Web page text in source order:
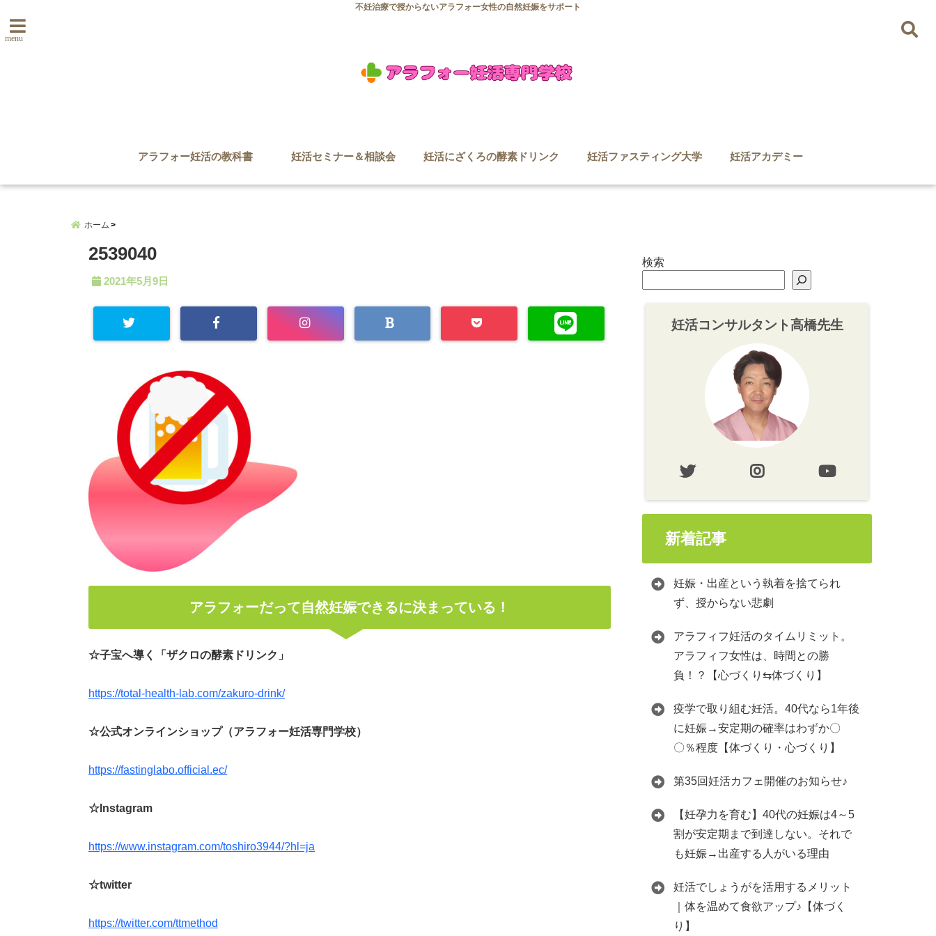
不妊治療で授からないアラフォー女性の自然妊娠をサポート
menu
アラフォー妊活の教科書 妊活セミナー＆相談会 妊活にざくろの酵素ドリンク 妊活ファスティング大学 妊活アカデミー
ホーム
2539040
2021年5月9日
アラフォーだって自然妊娠できるに決まっている！
☆子宝へ導く「ザクロの酵素ドリンク」
https://total-health-lab.com/zakuro-drink/
☆公式オンラインショップ（アラフォー妊活専門学校）
https://fastinglabo.official.ec/
☆Instagram
https://www.instagram.com/toshiro3944/?hl=ja
☆twitter
https://twitter.com/ttmethod
検索
妊活コンサルタント高橋先生
新着記事
妊娠・出産という執着を捨てられ
ず、授からない悲劇
アラフィフ妊活のタイムリミット。
アラフィフ女性は、時間との勝
負！？【心づくり⇆体づくり】
疫学で取り組む妊活。40代なら1年後
に妊娠→安定期の確率はわずか〇
〇％程度【体づくり・心づくり】
第35回妊活カフェ開催のお知らせ♪
【妊孕力を育む】40代の妊娠は4～5
割が安定期まで到達しない。それで
も妊娠→出産する人がいる理由
妊活でしょうがを活用するメリット
｜体を温めて食欲アップ♪【体づく
り】